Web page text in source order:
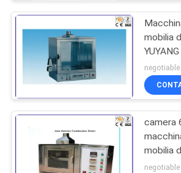
RICHIEDA
UNA
CITAZIONE
MAPPA
DEL
SITO
collaudo del
mobilia
Mesa
camera
mobilia
220V